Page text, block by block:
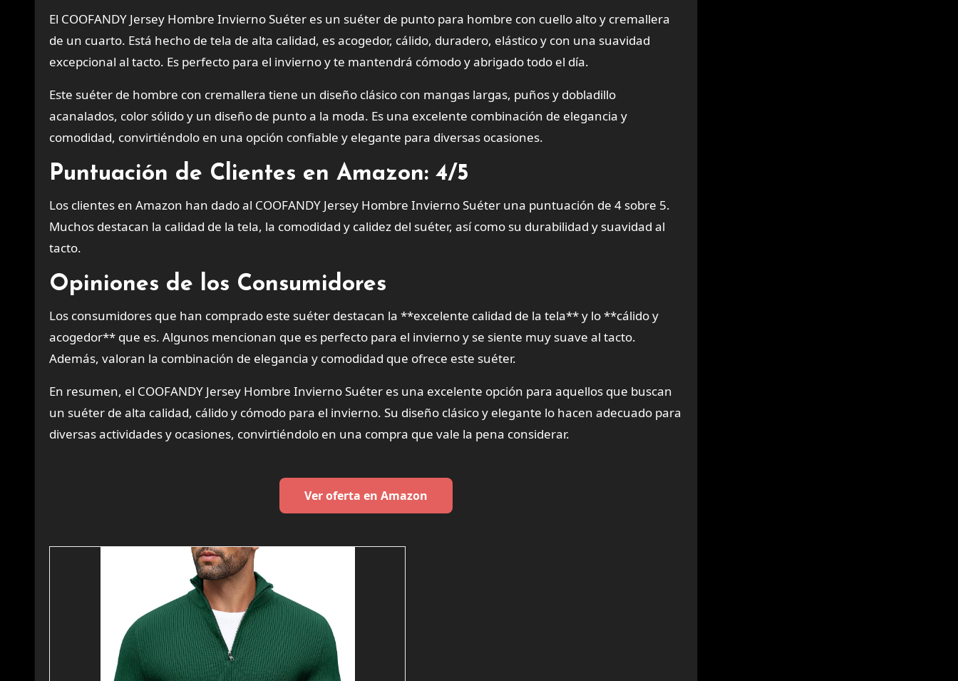
El COOFANDY Jersey Hombre Invierno Suéter es un suéter de punto para hombre con cuello alto y cremallera
de un cuarto. Está hecho de tela de alta calidad, es acogedor, cálido, duradero, elástico y con una suavidad
excepcional al tacto. Es perfecto para el invierno y te mantendrá cómodo y abrigado todo el día.
Este suéter de hombre con cremallera tiene un diseño clásico con mangas largas, puños y dobladillo
acanalados, color sólido y un diseño de punto a la moda. Es una excelente combinación de elegancia y
comodidad, convirtiéndolo en una opción confiable y elegante para diversas ocasiones.
Puntuación de Clientes en Amazon: 4/5
Los clientes en Amazon han dado al COOFANDY Jersey Hombre Invierno Suéter una puntuación de 4 sobre 5.
Muchos destacan la calidad de la tela, la comodidad y calidez del suéter, así como su durabilidad y suavidad al
tacto.
Opiniones de los Consumidores
Los consumidores que han comprado este suéter destacan la **excelente calidad de la tela** y lo **cálido y
acogedor** que es. Algunos mencionan que es perfecto para el invierno y se siente muy suave al tacto.
Además, valoran la combinación de elegancia y comodidad que ofrece este suéter.
En resumen, el COOFANDY Jersey Hombre Invierno Suéter es una excelente opción para aquellos que buscan
un suéter de alta calidad, cálido y cómodo para el invierno. Su diseño clásico y elegante lo hacen adecuado para
diversas actividades y ocasiones, convirtiéndolo en una compra que vale la pena considerar.
Ver oferta en Amazon